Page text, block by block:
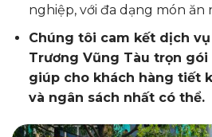
nghiệp, với đa dạng món ăn
Chúng tôi cam kết dịch vụ
Trương Vũng Tàu trọn
giúp cho khách hàng tiết
và ngân sách nhất có thể.